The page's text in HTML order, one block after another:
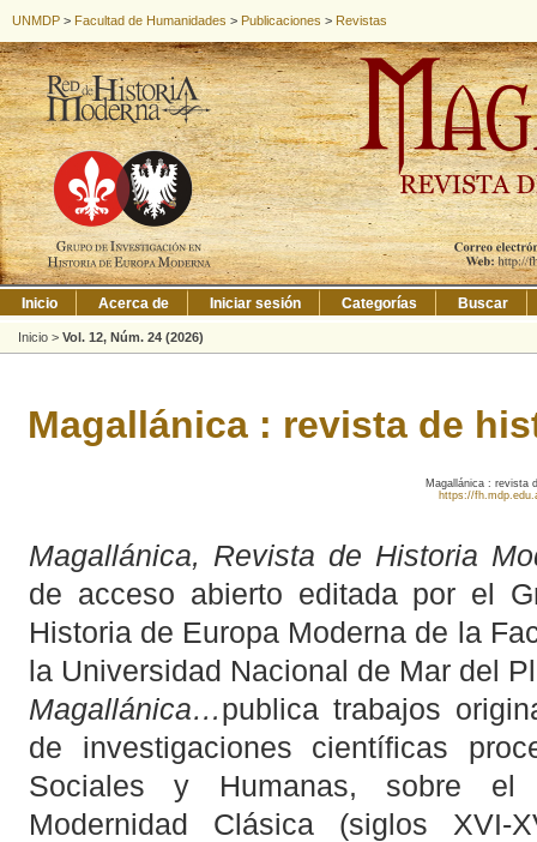
UNMDP > Facultad de Humanidades > Publicaciones > Revistas
Inicio Acerca de Iniciar sesión Categorías Buscar
Inicio > Vol. 12, Núm. 24 (2026)
Magallánica : revista de
Magallánica : revista
https://
Magallánica, Revista de Historia
de acceso abierto editada por el
Historia de Europa Moderna de la
la Universidad Nacional de Mar del
Magallánica…publica trabajos
de investigaciones científicas
Sociales y Humanas, sobre el
Modernidad Clásica (siglos XVI-